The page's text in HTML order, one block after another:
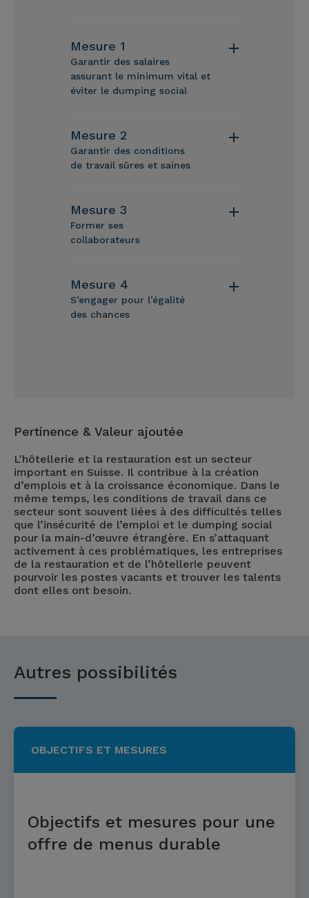
Mesure 1
Garantir des salaires
assurant le minimum vital et
éviter le dumping social
Mesure 2
Garantir des conditions
de travail sûres et saines
Mesure 3
Former ses
collaborateurs
Mesure 4
S’engager pour l’égalité
des chances
Pertinence & Valeur ajoutée
L'hôtellerie et la restauration est un secteur
important en Suisse. Il contribue à la création
d’emplois et à la croissance économique. Dans le
même temps, les conditions de travail dans ce
secteur sont souvent liées à des difficultés telles
que l’insécurité de l’emploi et le dumping social
pour la main-d’œuvre étrangère. En s’attaquant
activement à ces problématiques, les entreprises
de la restauration et de l’hôtellerie peuvent
pourvoir les postes vacants et trouver les talents
dont elles ont besoin.
Autres possibilités
OBJECTIFS ET MESURES
Objectifs et mesures pour une
offre de menus durable